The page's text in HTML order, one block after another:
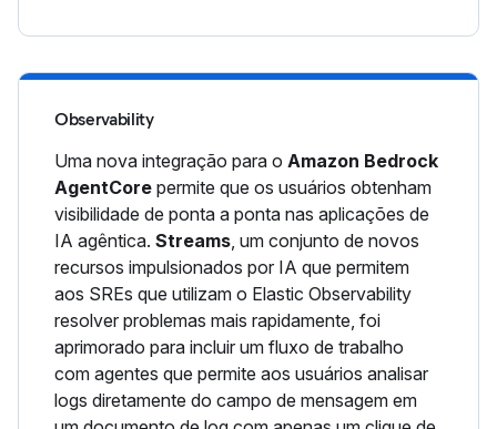
Observability
Uma nova integração para o Amazon Bedrock
AgentCore permite que os usuários obtenham
visibilidade de ponta a ponta nas aplicações de
IA agêntica. Streams , um conjunto de novos
recursos impulsionados por IA que permitem
aos SREs que utilizam o Elastic Observability
resolver problemas mais rapidamente, foi
aprimorado para incluir um fluxo de trabalho
com agentes que permite aos usuários analisar
logs diretamente do campo de mensagem em